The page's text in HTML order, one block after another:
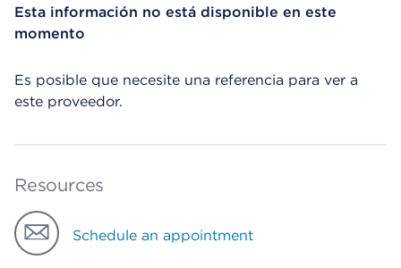
Esta información no está disponible en este
momento
Es posible que necesite una referencia para ver a
este proveedor.
Resources
Schedule an appointment